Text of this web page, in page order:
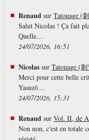
Renaud sur Tatouage (
Salut Nicolas ! Ça fait
Quelle…
24/07/2026, 16:51
Nicolassur Tatouage (
Merci pour cette belle
Yasuzō…
24/07/2026, 15:31
Renaud sur Vol. II, de
Non non, c'est en totale